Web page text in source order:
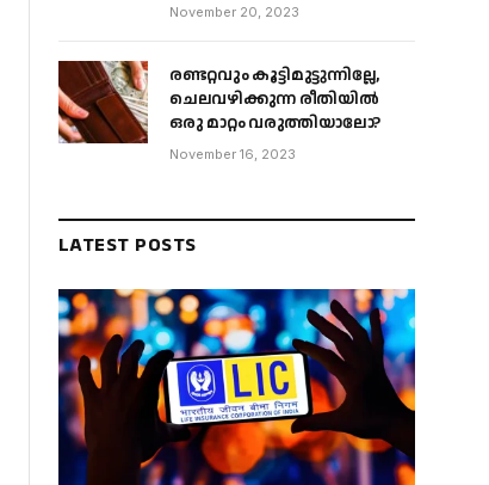
November 20, 2023
രണ്ടറ്റവും കൂട്ടിമുട്ടുന്നില്ലേ,
ചെലവഴിക്കുന്ന രീതിയിൽ
ഒരു മാറ്റം വരുത്തിയാലോ?
November 16, 2023
LATEST POSTS